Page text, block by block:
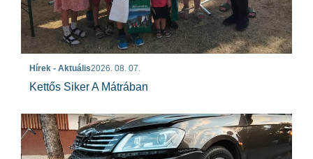
Hírek - Aktuális2026. 08. 07.
Kettős Siker A Mátrában